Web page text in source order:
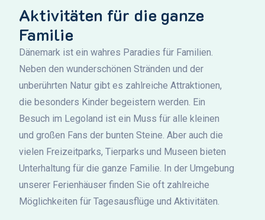
Aktivitäten für die ganze
Familie
Dänemark ist ein wahres Paradies für Familien.
Neben den wunderschönen Stränden und der
unberührten Natur gibt es zahlreiche Attraktionen,
die besonders Kinder begeistern werden. Ein
Besuch im Legoland ist ein Muss für alle kleinen
und großen Fans der bunten Steine. Aber auch die
vielen Freizeitparks, Tierparks und Museen bieten
Unterhaltung für die ganze Familie. In der Umgebung
unserer Ferienhäuser finden Sie oft zahlreiche
Möglichkeiten für Tagesausflüge und Aktivitäten.